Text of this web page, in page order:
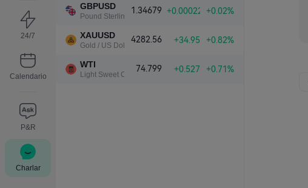
24/7
Calendario
P&R
Charlar
GBPUSD
Pound Sterling / US Dollar
1.34679 +0.00022 +0.02%
XAUUSD
Gold / US Dollar
4282.56 +34.95 +0.82%
WTI
Light Sweet Crude Oil
74.799 +0.527 +0.71%